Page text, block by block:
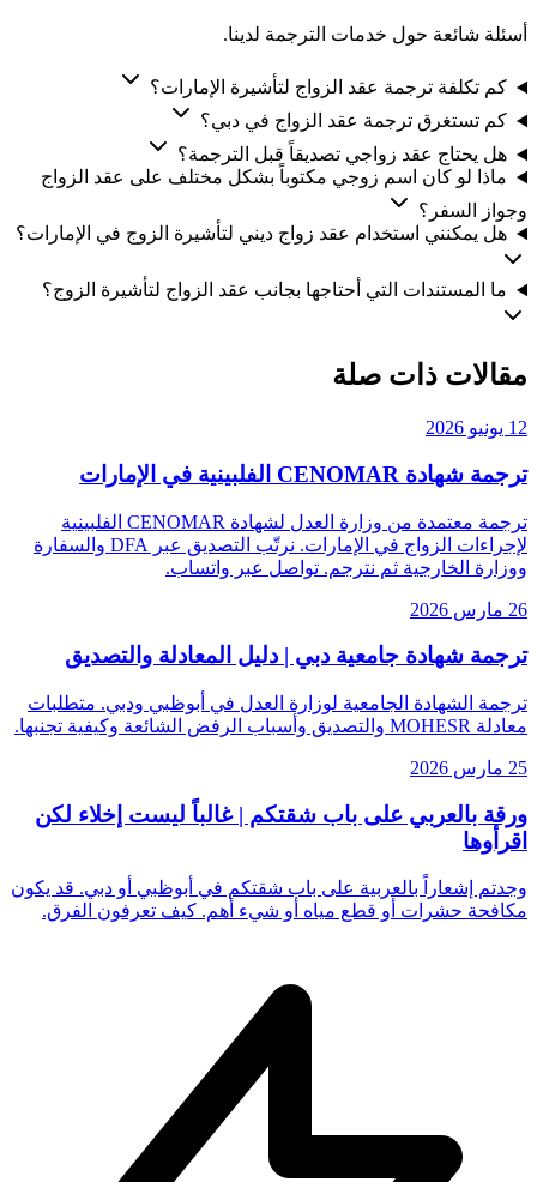
أسئلة شائعة حول خدمات الترجمة لدينا.
كم تكلفة ترجمة عقد الزواج لتأشيرة الإمارات؟
كم تستغرق ترجمة عقد الزواج في دبي؟
هل يحتاج عقد زواجي تصديقاً قبل الترجمة؟
ماذا لو كان اسم زوجي مكتوباً بشكل مختلف على عقد الزواج
وجواز السفر؟
هل يمكنني استخدام عقد زواج ديني لتأشيرة الزوج في الإمارات؟
ما المستندات التي أحتاجها بجانب عقد الزواج لتأشيرة الزوج؟
مقالات ذات صلة
12 يونيو 2026
ترجمة شهادة CENOMAR الفلبينية في الإمارات
ترجمة معتمدة من وزارة العدل لشهادة CENOMAR الفلبينية
لإجراءات الزواج في الإمارات. نرتّب التصديق عبر DFA والسفارة
ووزارة الخارجية ثم نترجم. تواصل عبر واتساب.
26 مارس 2026
ترجمة شهادة جامعية دبي | دليل المعادلة والتصديق
ترجمة الشهادة الجامعية لوزارة العدل في أبوظبي ودبي. متطلبات
معادلة MOHESR والتصديق وأسباب الرفض الشائعة وكيفية تجنبها.
25 مارس 2026
ورقة بالعربي على باب شقتكم | غالباً ليست إخلاء لكن
اقرأوها
وجدتم إشعاراً بالعربية على باب شقتكم في أبوظبي أو دبي. قد يكون
مكافحة حشرات أو قطع مياه أو شيء أهم. كيف تعرفون الفرق.